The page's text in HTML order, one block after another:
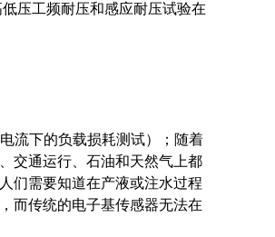
压工频耐压和感应耐压试验在
流下的负载损耗测试）；随着
交通运行、石油和天然气上都
们需要知道在产液或注水过程
而传统的电子基传感器无法在